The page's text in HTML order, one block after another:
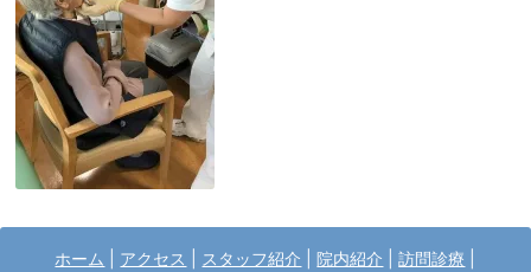
ホーム アクセス スタッフ紹介 |院内紹介 |訪問診療